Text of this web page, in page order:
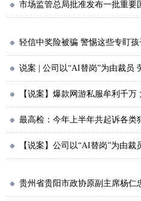
市场监管总局批准发布一批重要
轻信中奖险被骗 警惕这些专盯孩
说案 | 公司以“AI替岗”为由裁员
【说案】爆款网游私服牟利千万
最高检：今年上半年共起诉各类
【说案】公司以“AI替岗”为由
贵州省贵阳市政协原副主席杨仁